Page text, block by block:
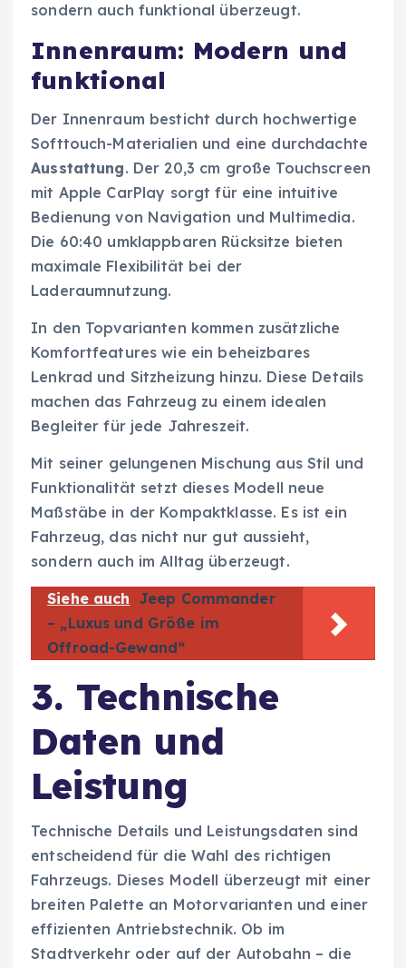
sondern auch funktional überzeugt.
Innenraum: Modern und
funktional
Der Innenraum besticht durch hochwertige
Softtouch-Materialien und eine durchdachte
Ausstattung. Der 20,3 cm große Touchscreen
mit Apple CarPlay sorgt für eine intuitive
Bedienung von Navigation und Multimedia.
Die 60:40 umklappbaren Rücksitze bieten
maximale Flexibilität bei der
Laderaumnutzung.
In den Topvarianten kommen zusätzliche
Komfortfeatures wie ein beheizbares
Lenkrad und Sitzheizung hinzu. Diese Details
machen das Fahrzeug zu einem idealen
Begleiter für jede Jahreszeit.
Mit seiner gelungenen Mischung aus Stil und
Funktionalität setzt dieses Modell neue
Maßstäbe in der Kompaktklasse. Es ist ein
Fahrzeug, das nicht nur gut aussieht,
sondern auch im Alltag überzeugt.
Siehe auch Jeep Commander
– „Luxus und Größe im
Offroad-Gewand“
3. Technische
Daten und
Leistung
Technische Details und Leistungsdaten sind
entscheidend für die Wahl des richtigen
Fahrzeugs. Dieses Modell überzeugt mit einer
breiten Palette an Motorvarianten und einer
effizienten Antriebstechnik. Ob im
Stadtverkehr oder auf der Autobahn – die